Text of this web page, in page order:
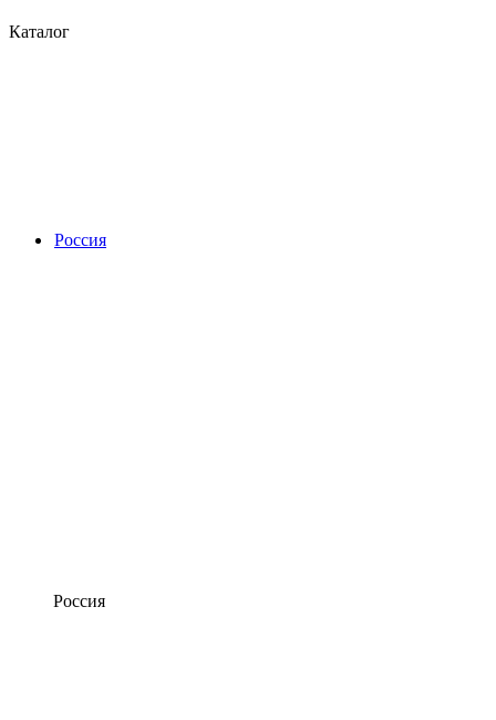
Каталог
Россия
Россия